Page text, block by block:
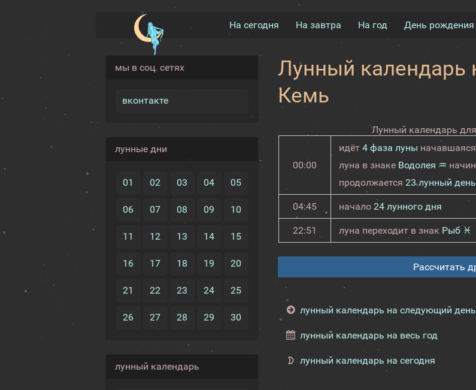
На сегодня На завтра На год День рождения
мы в соц. сетях
вконтакте
лунные дни
01 02 03 04 05
06 07 08 09 10
11 12 13 14 15
16 17 18 19 20
21 22 23 24 25
26 27 28 29 30
лунный календарь
Лунный календарь
Кемь
Лунный календарь
00:00
идёт 4 фаза луны начавшаяся
луна в знакеВодолея ♒
продолжается 23 лунный день
04:45 начало 24 лунного дня
22:51 луна переходит в знак Рыб ♓
Рассчитать
лунный календарь на следующий
лунный календарь на весь год
лунный календарь на сегодня